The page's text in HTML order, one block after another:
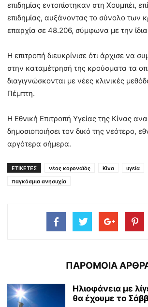
επιδημίας εντοπίστηκαν στη Χουμπέι,
επιδημίας, αυξάνοντας το σύνολο των
επαρχία σε 48.206, σύμφωνα με την
Η επιτροπή διευκρίνισε ότι άρχισε να
στην καταμέτρησή της κρούσματα τα
διαγιγνώσκονται με νέες κλινικές
Πέμπτη.
Η Εθνική Επιτροπή Υγείας της Κίνας
δημοσιοποιήσει τον δικό της νεότερο,
αργότερα σήμερα.
ΕΤΙΚΕΤΕΣ νέος κοροναϊός Κίνα
υγεία
παγκόσμια ανησυχία
ΠΑΡΟΜΟΙΑ
Ηλιοφάνεια με
θα έχουμε το